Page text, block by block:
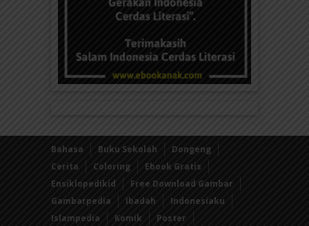
Bahasa Buku Sekolah
Dongeng
Cerita
Coloring
Ebook Gratis
Ensiklopedikid
Free Download Gambar
Gambarpedia
Ibadah
Indonesiaku
Islampedia
Komik Poster